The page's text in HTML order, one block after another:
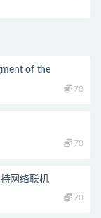
of the
70
70
网络联机
70